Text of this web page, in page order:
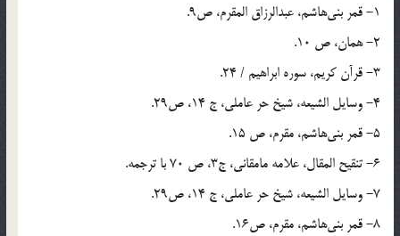
1- قمر بنى‌هاشم، عبدالرزاق المقرم، ص‌9.
2- همان، ص 10.
3- قرآن كريم، سوره ابراهيم / 24.
4- وسايل الشيعه، شيخ حر عاملى، ج 14، ص‌29.
5- قمر بنى‌هاشم، مقرم، ص 15.
6- تنقيح المقال، علامه مامقانى، ج‌3، ص 70 با ترجمه.
7- وسايل الشيعه، شيخ حر عاملى، ج 14، ص‌29.
8- قمر بنى‌هاشم، مقرم، ص‌16.